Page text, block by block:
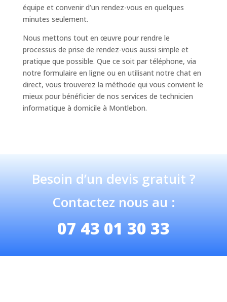
équipe et convenir d’un rendez-vous en quelques
minutes seulement.
Nous mettons tout en œuvre pour rendre le
processus de prise de rendez-vous aussi simple et
pratique que possible. Que ce soit par téléphone, via
notre formulaire en ligne ou en utilisant notre chat en
direct, vous trouverez la méthode qui vous convient le
mieux pour bénéficier de nos services de technicien
informatique à domicile à Montlebon.
Besoin d’un devis gratuit ?
Contactez nous au :
07 43 01 30 33